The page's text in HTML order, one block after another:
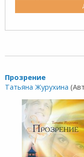
Прозрение
Татьяна Журухина